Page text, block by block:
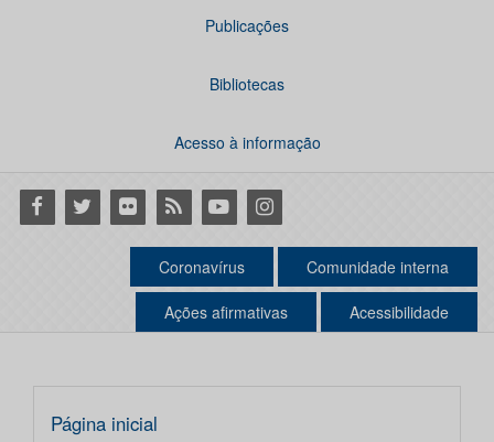
Publicações
Bibliotecas
Acesso à informação
Facebook
Twitter Flickr RSS YoutubeInstagram
Coronavírus Comunidade interna
Ações afirmativas Acessibilidade
Página inicial